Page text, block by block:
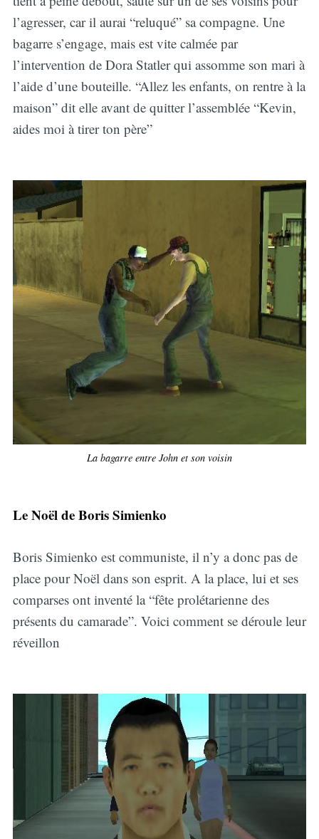
l’agresser, car il aurai “reluqué” sa compagne. Une
bagarre s’engage, mais est vite calmée par
l’intervention de Dora Statler qui assomme son mari à
l’aide d’une bouteille. “Allez les enfants, on rentre à la
maison” dit elle avant de quitter l’assemblée “Kevin,
aides moi à tirer ton père”
La bagarre entre John et son voisin
Le Noël de Boris Simienko
Boris Simienko est communiste, il n’y a donc pas de
place pour Noël dans son esprit. A la place, lui et ses
comparses ont inventé la “fête prolétarienne des
présents du camarade”. Voici comment se déroule leur
réveillon